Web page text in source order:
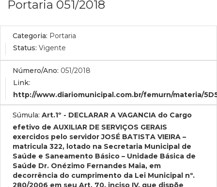
Portaria 051/2018
Categoria: Portaria
Status: Vigente
Número/Ano: 051/2018
Link:
http://www.diariomunicipal.com.br/femurn/materia/
Súmula: Art.1º - DECLARAR A VAGANCIA do Cargo
efetivo de AUXILIAR DE SERVIÇOS GERAIS
exercidos pelo servidor JOSÉ BATISTA VIEIRA –
matricula 322, lotado na Secretaria Municipal de
Saúde e Saneamento Básico – Unidade Básica de
Saúde Dr. Onézimo Fernandes Maia, em
decorrência do cumprimento da Lei Municipal nº.
280/2006 em seu Art. 70, inciso IV, que dispõe